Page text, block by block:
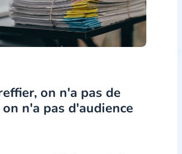
on n'a pas de
n'a pas d'audience